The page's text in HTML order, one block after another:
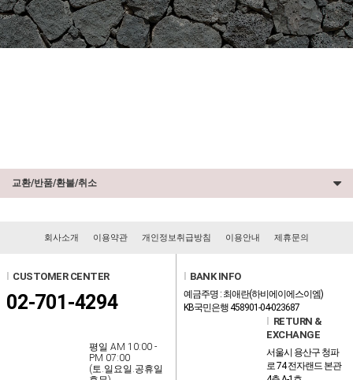
교환/반품/환불/취소
회사소개 이용약관 개인정보취급방침 이용안내 제휴문의
CUSTOMER CENTER
02-701-4294
평일 AM 10:00 -
PM 07:00
(토.일요일.공휴일
BANK INFO
예금주명 : 최애란(하비에이에스이엠)
KB국민은행 458901-04-023687
RETURN &
EXCHANGE
서울시 용산구 청파
로 74 전자랜드 본관